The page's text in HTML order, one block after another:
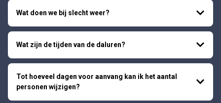
Wat doen we bij slecht weer?
Wat zijn de tijden van de daluren?
Tot hoeveel dagen voor aanvang kan ik het aantal
personen wijzigen?